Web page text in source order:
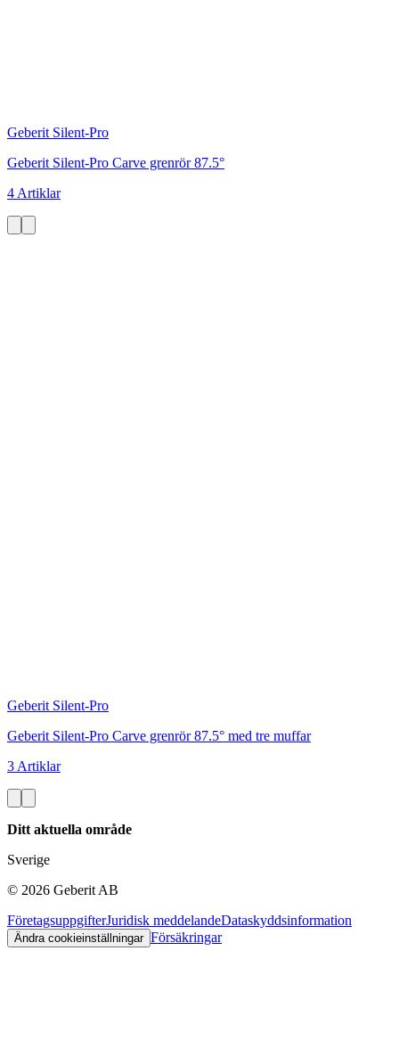
Geberit Silent-Pro
Geberit Silent-Pro Carve grenrör 87.5°
4 Artiklar
Geberit Silent-Pro
Geberit Silent-Pro Carve grenrör 87.5° med tre muffar
3 Artiklar
Ditt aktuella område
Sverige
© 2026 Geberit AB
FöretagsuppgifterJuridisk meddelandeDataskyddsinformation
Ändra cookieinställningar Försäkringar